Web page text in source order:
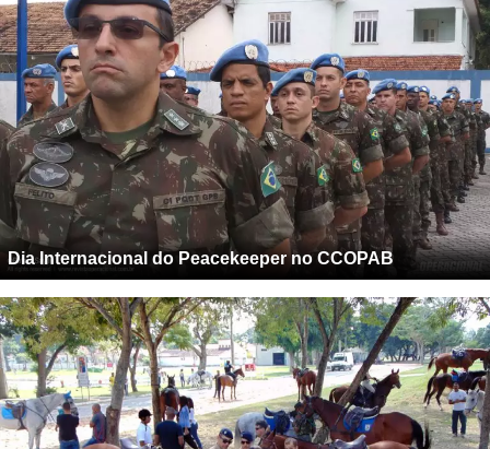
Dia Internacional do Peacekeeper no CCOPAB